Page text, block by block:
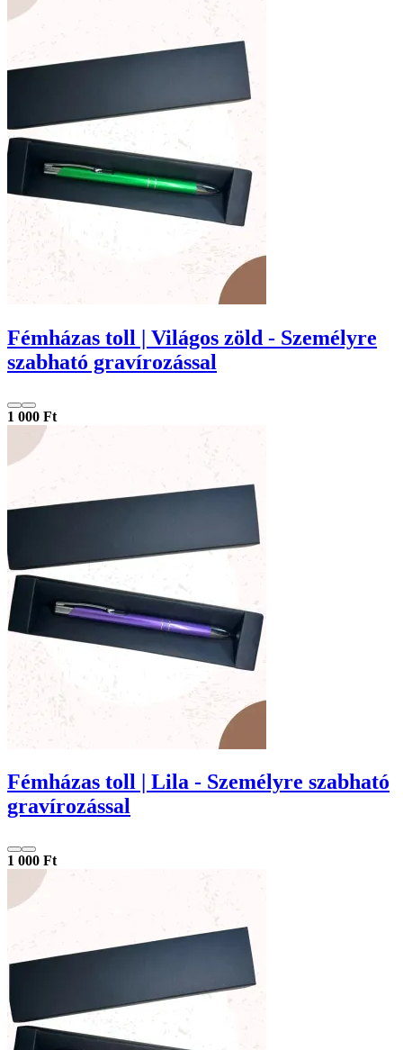
Fémházas toll | Világos zöld - Személyre
szabható gravírozással
1 000 Ft
Fémházas toll | Lila - Személyre szabható
gravírozással
1 000 Ft